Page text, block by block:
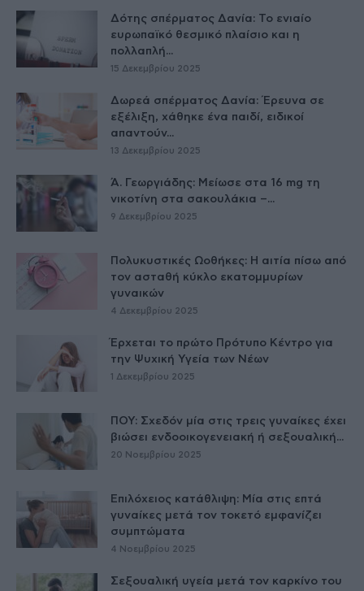
Δότης σπέρματος Δανία: Το ενιαίο
ευρωπαϊκό θεσμικό πλαίσιο και η
πολλαπλή...
15 Δεκεμβρίου 2025
Δωρεά σπέρματος Δανία: Έρευνα σε
εξέλιξη, χάθηκε ένα παιδί, ειδικοί
απαντούν...
13 Δεκεμβρίου 2025
Ά. Γεωργιάδης: Μείωσε στα 16 mg τη
νικοτίνη στα σακουλάκια –...
9 Δεκεμβρίου 2025
Πολυκυστικές Ωοθήκες: Η αιτία πίσω από
τον ασταθή κύκλο εκατομμυρίων
γυναικών
4 Δεκεμβρίου 2025
Έρχεται το πρώτο Πρότυπο Κέντρο για
την Ψυχική Υγεία των Νέων
1 Δεκεμβρίου 2025
ΠΟΥ: Σχεδόν μία στις τρεις γυναίκες έχει
βιώσει ενδοοικογενειακή ή σεξουαλική...
20 Νοεμβρίου 2025
Επιλόχειος κατάθλιψη: Μία στις επτά
γυναίκες μετά τον τοκετό εμφανίζει
συμπτώματα
4 Νοεμβρίου 2025
Σεξουαλική υγεία μετά τον καρκίνο του